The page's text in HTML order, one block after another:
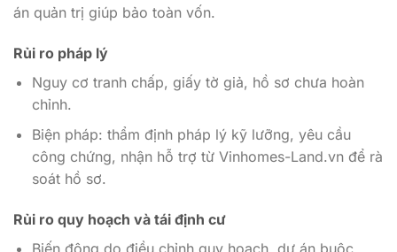
án quản trị giúp bảo toàn vốn.
Rủi ro pháp lý
Nguy cơ tranh chấp, giấy tờ giả, hồ sơ chưa hoàn
chỉnh.
Biện pháp: thẩm định pháp lý kỹ lưỡng, yêu cầu
công chứng, nhận hỗ trợ từ Vinhomes-Land.vn để rà
soát hồ sơ.
Rủi ro quy hoạch và tái định cư